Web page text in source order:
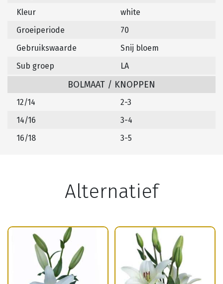
Kleur
white
Groeiperiode
70
Gebruikswaarde
Snij bloem
Sub groep
LA
BOLMAAT / KNOPPEN
12/14
2-3
14/16
3-4
16/18
3-5
Alternatief